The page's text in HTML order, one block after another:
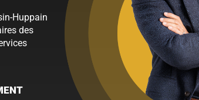
Huppain
des